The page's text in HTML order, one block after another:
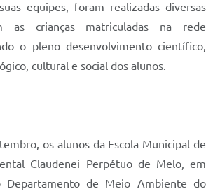
equipes, foram realizadas diversas
as crianças matriculadas na rede
o pleno desenvolvimento científico,
cultural e social dos alunos.
os alunos da Escola Municipal de
Claudenei Perpétuo de Melo, em
Departamento de Meio Ambiente do